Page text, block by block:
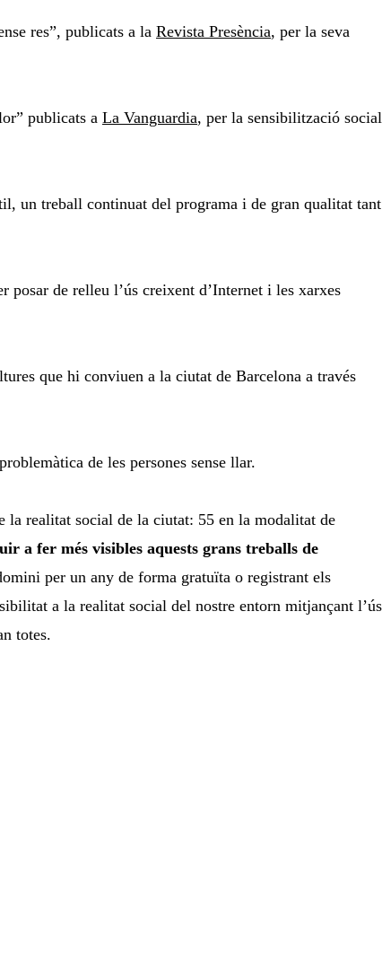
res”, publicats a la Revista Presència, per la seva
publicats a La Vanguardia, per la sensibilització social
un treball continuat del programa i de gran qualitat tant
posar de relleu l’ús creixent d’Internet i les xarxes
que hi conviuen a la ciutat de Barcelona a través
de les persones sense llar.
la realitat social de la ciutat: 55 en la modalitat de
a fer més visibles aquests grans treballs de
per un any de forma gratuïta o registrant els
a la realitat social del nostre entorn mitjançant l’ús
totes.